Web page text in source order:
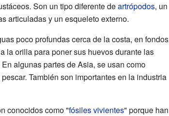
Son un tipo diferente deartrópodos, un
articuladas y un esqueleto externo.
poco profundas cerca de la costa, en fondos
la orilla para poner sus huevos durante las
algunas partes de Asia, se usan como
También son importantes en la industria
conocidos como "fósiles vivientes" porque han